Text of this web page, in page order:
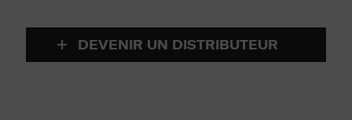
DEVENIR UN DISTRIBUTEUR